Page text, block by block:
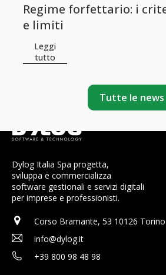
Regime forfettario: i
e limiti
Leggi
tutto
Tutte le news
Dylog Italia Spa progetta,
sviluppa e commercializza
software gestionali e servizi digitali
per imprese e professionisti.
Corso Bramante, 53 10126 Torino
info@dylog.it
+39 800 98 48 98